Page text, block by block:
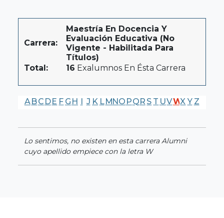
Carrera:
Maestría En Docencia Y
Evaluación Educativa (No
Vigente - Habilitada Para
Títulos)
Total:
16 Exalumnos En Ésta Carrera
A BC DE F G H I J K LMNO PQR S T UVWX Y Z
Lo sentimos, no existen en esta carrera Alumni
cuyo apellido empiece con la letra W